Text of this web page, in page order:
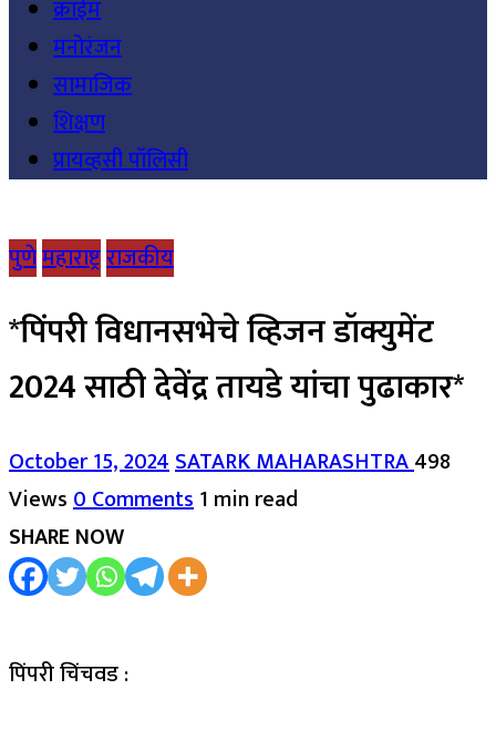
क्राईम
मनोरंजन
सामाजिक
शिक्षण
प्रायव्हसी पॉलिसी
पुणेमहाराष्ट्रराजकीय
*पिंपरी विधानसभेचे व्हिजन डॉक्युमेंट
2024 साठी देवेंद्र तायडे यांचा पुढाकार*
October 15, 2024SATARK MAHARASHTRA498
Views0 Comments1 min read
SHARE NOW
पिंपरी चिंचवड :